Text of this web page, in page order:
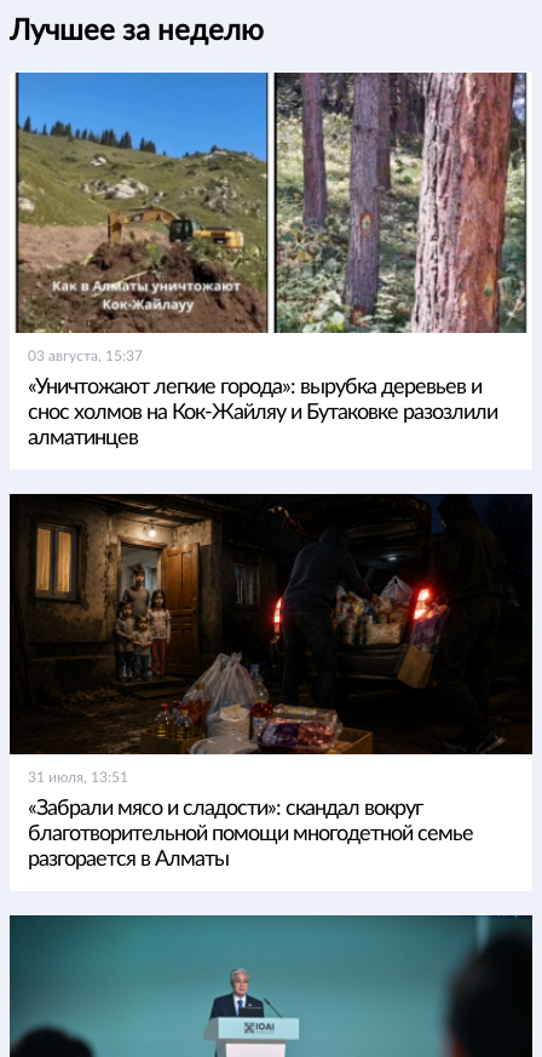
Лучшее за неделю
03 августа, 15:37
«Уничтожают легкие города»: вырубка деревьев и
снос холмов на Кок-Жайляу и Бутаковке разозлили
алматинцев
31 июля, 13:51
«Забрали мясо и сладости»: скандал вокруг
благотворительной помощи многодетной семье
разгорается в Алматы